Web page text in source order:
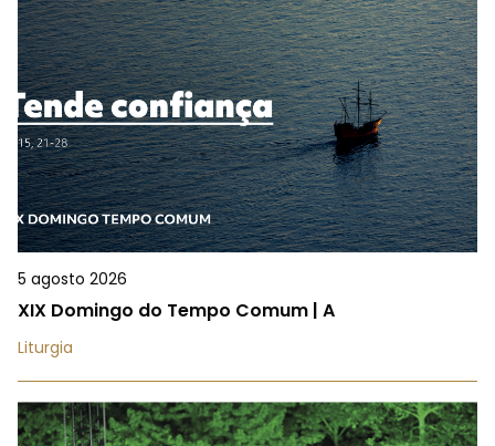
5 agosto 2026
XIX Domingo do Tempo Comum | A
Liturgia